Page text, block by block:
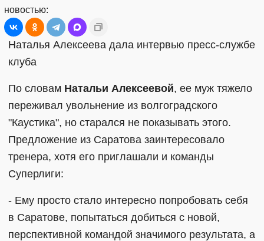
новостью:
Наталья Алексеева дала интервью пресс-службе
клуба
По словам Натальи Алексеевой, ее муж тяжело
переживал увольнение из волгоградского
"Каустика", но старался не показывать этого.
Предложение из Саратова заинтересовало
тренера, хотя его приглашали и команды
Суперлиги:
- Ему просто стало интересно попробовать себя
в Саратове, попытаться добиться с новой,
перспективной командой значимого результата, а